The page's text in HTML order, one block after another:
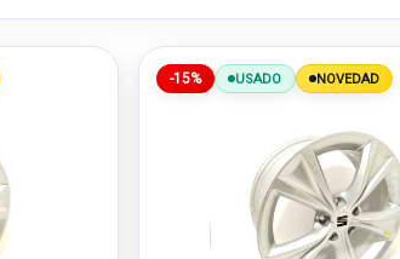
-15% USADO NOVEDAD